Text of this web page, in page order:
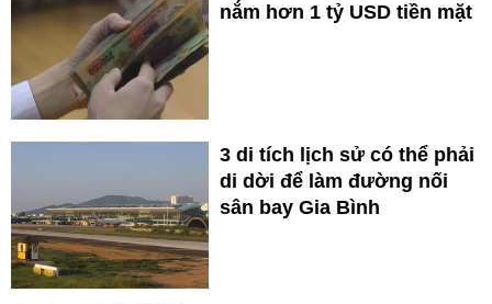
nắm hơn 1 tỷ USD tiền mặt
3 di tích lịch sử có thể phải
di dời để làm đường nối
sân bay Gia Bình